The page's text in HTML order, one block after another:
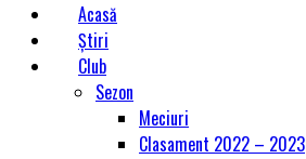
Acasă
Știri
Club
Sezon
Meciuri
Clasament 2022 – 2023